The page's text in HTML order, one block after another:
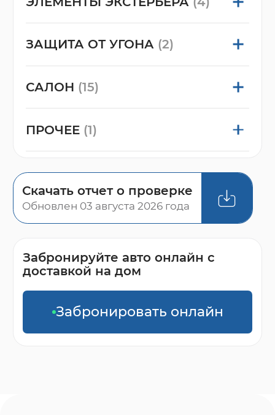
ЗАЩИТА ОТ УГОНА (2)
САЛОН (15)
ПРОЧЕЕ (1)
Скачать отчет о проверке
Обновлен 03 августа 2026 года
Забронируйте авто онлайн с
доставкой на дом
Забронировать онлайн